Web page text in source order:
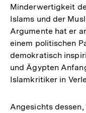
Minderwertigkeit
Islams und der
Argumente hat er
einem politischen
demokratisch
und Ägypten
Islamkritiker in
Angesichts